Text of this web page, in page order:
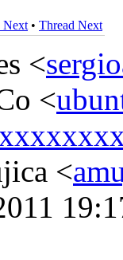
Next • Thread Next
<
<
<